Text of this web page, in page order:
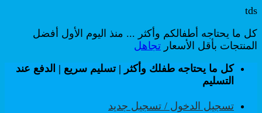
tds
كل ما يحتاجه أطفالكم وأكثر ... منذ اليوم الأول أفضل
المنتجات بأقل الأسعار تجاهل
تخطي
للمحتوى
كل ما يحتاجه طفلك وأكثر | تسليم سريع | الدفع عند
التسليم
تسجيل الدخول / تسجيل جديد